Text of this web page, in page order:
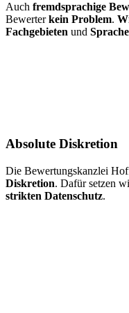
Auch fremdsprachige
Bewerterkein Problem.
Fachgebieten und
Absolute Diskretion
Die Bewertungskanzlei
Diskretion. Dafür setzen
strikten Datenschutz.